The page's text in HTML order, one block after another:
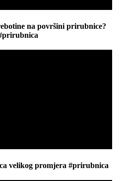
na površini prirubnice?
velikog promjera #prirubnica